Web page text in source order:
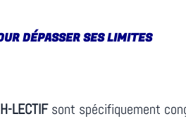
DÉPASSER SES LIMITES
LECTIFsont spécifiquement